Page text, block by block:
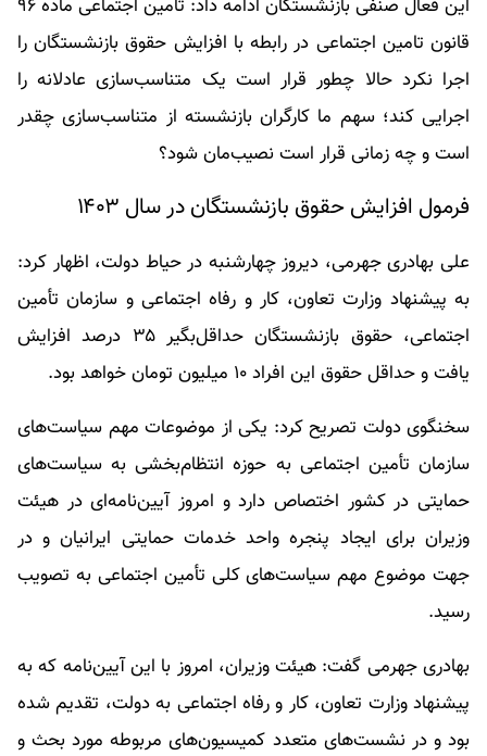
این فعال صنفی بازنشستگان ادامه داد: تامین اجتماعی ماده ۹۶
قانون تامین اجتماعی در رابطه با افزایش حقوق بازنشستگان را
اجرا نکرد حالا چطور قرار است یک متناسب‌سازی عادلانه را
اجرایی کند؛ سهم ما کارگران بازنشسته از متناسب‌سازی چقدر
است و چه زمانی قرار است نصیب‌مان شود؟
فرمول افزایش حقوق بازنشستگان در سال ۱۴۰۳
علی بهادری‌ جهرمی، دیروز چهارشنبه در حیاط دولت، اظهار کرد:
به پیشنهاد وزارت تعاون، کار و رفاه اجتماعی و سازمان تأمین
اجتماعی، حقوق بازنشستگان حداقل‌بگیر ۳۵ درصد افزایش
یافت و حداقل حقوق این افراد ۱۰ میلیون تومان خواهد بود.
سخنگوی دولت تصریح کرد: یکی از موضوعات مهم سیاست‌های
سازمان تأمین اجتماعی به حوزه انتظام‌بخشی به سیاست‌های
حمایتی در کشور اختصاص دارد و امروز آیین‌نامه‌ای در هیئت
وزیران برای ایجاد پنجره واحد خدمات حمایتی ایرانیان و در
جهت موضوع مهم سیاست‌های کلی تأمین اجتماعی به تصویب
رسید.
بهادری‌ جهرمی گفت: هیئت وزیران، امروز با این آیین‌نامه که به
پیشنهاد وزارت تعاون، کار و رفاه اجتماعی به دولت، تقدیم شده
بود و در نشست‌های متعدد کمیسیون‌های مربوطه مورد بحث و